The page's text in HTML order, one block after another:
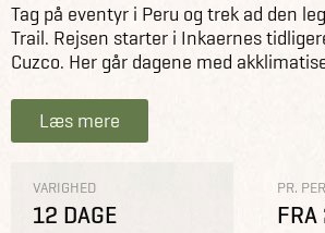
Tag på eventyr i Peru og trek ad den
Trail. Rejsen starter i Inkaernes
Cuzco. Her går dagene med
Læs mere
VARIGHED
12 DAGE
PR.